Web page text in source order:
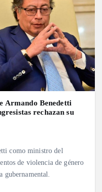
Armando Benedetti
rechazan su
como ministro del
de violencia de género